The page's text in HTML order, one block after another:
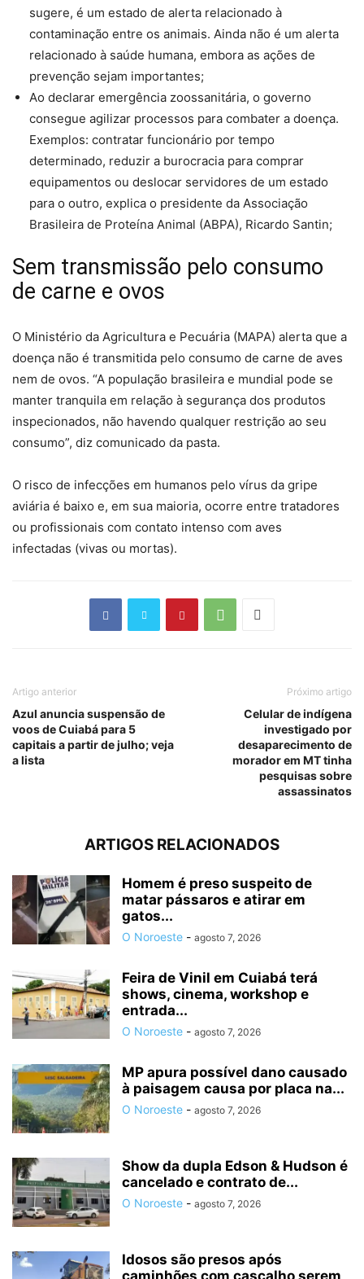
sugere, é um estado de alerta relacionado à
contaminação entre os animais. Ainda não é um alerta
relacionado à saúde humana, embora as ações de
prevenção sejam importantes;
Ao declarar emergência zoossanitária, o governo
consegue agilizar processos para combater a doença.
Exemplos: contratar funcionário por tempo
determinado, reduzir a burocracia para comprar
equipamentos ou deslocar servidores de um estado
para o outro, explica o presidente da Associação
Brasileira de Proteína Animal (ABPA), Ricardo Santin;
Sem transmissão pelo consumo
de carne e ovos
O Ministério da Agricultura e Pecuária (MAPA) alerta que a
doença não é transmitida pelo consumo de carne de aves
nem de ovos. “A população brasileira e mundial pode se
manter tranquila em relação à segurança dos produtos
inspecionados, não havendo qualquer restrição ao seu
consumo”, diz comunicado da pasta.
O risco de infecções em humanos pelo vírus da gripe
aviária é baixo e, em sua maioria, ocorre entre tratadores
ou profissionais com contato intenso com aves
infectadas (vivas ou mortas).
Artigo anterior
Azul anuncia suspensão de
voos de Cuiabá para 5
capitais a partir de julho; veja
a lista
Próximo artigo
Celular de indígena
investigado por
desaparecimento de
morador em MT tinha
pesquisas sobre
assassinatos
ARTIGOS RELACIONADOS
Homem é preso suspeito de
matar pássaros e atirar em
gatos...
O Noroeste - agosto 7, 2026
Feira de Vinil em Cuiabá terá
shows, cinema, workshop e
entrada...
O Noroeste - agosto 7, 2026
MP apura possível dano causado
à paisagem causa por placa na...
O Noroeste - agosto 7, 2026
Show da dupla Edson & Hudson é
cancelado e contrato de...
O Noroeste - agosto 7, 2026
Idosos são presos após
caminhões com cascalho serem